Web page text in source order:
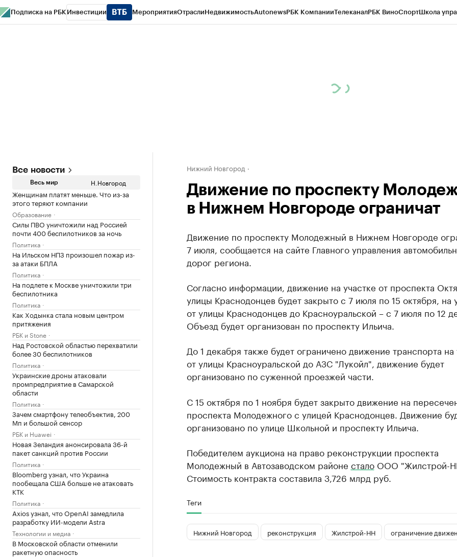
Подписка на РБК Инвестиции МероприятияОтраслиНедвижимостьAutonewsРБК КомпанииТелеканалРБК ВиноСпортШкола
Все новости
Весь мир Н.Новгород
Женщинам платят меньше. Что из-за
этого теряют компании
Образование
Силы ПВО уничтожили над Россией
почти 400 беспилотников за ночь
Политика
На Ильском НПЗ произошел пожар из-
за атаки БПЛА
Политика
На подлете к Москве уничтожили три
беспилотника
Политика
Как Ходынка стала новым центром
притяжения
РБК и Stone
Над Ростовской областью перехватили
более 30 беспилотников
Политика
Украинские дроны атаковали
промпредприятие в Самарской
области
Политика
Зачем смартфону телеобъектив, 200
Мп и большой сенсор
РБК и Huawei
Новая Зеландия анонсировала 36-й
пакет санкций против России
Политика
Bloomberg узнал, что Украина
пообещала США больше не атаковать
КТК
Политика
Axios узнал, что OpenAI замедлила
разработку ИИ-модели Astra
Технологии и медиа
В Московской области отменили
ракетную опасность
Нижний Новгород
Движение по проспекту
в Нижнем Новгороде ограничат
Движение по проспекту Молодежный в Нижнем Новгороде
7 июля, сообщается на сайте Главного управления
дорог региона.
Согласно информации, движение на участке от проспекта
улицы Краснодонцев будет закрыто с 7 июля по 15 октября, на
от улицы Краснодонцев до Красноуральской – с 7 июля по 12
Объезд будет организован по проспекту Ильича.
До 1 декабря также будет ограничено движение транспорта на
от улицы Красноуральской до АЗС "Лукойл", движение будет
организовано по суженной проезжей части.
С 15 октября по 1 ноября будет закрыто движение на
проспекта Молодежного с улицей Краснодонцев. Движение
организовано по улице Школьной и проспекту Ильича.
Победителем аукциона на право реконструкции проспекта
Молодежный в Автозаводском районе сталоООО "Жилстрой-
Стоимость контракта составила 3,726 млрд руб.
Теги
Нижний Новгород реконструкция Жилстрой-НН ограничение